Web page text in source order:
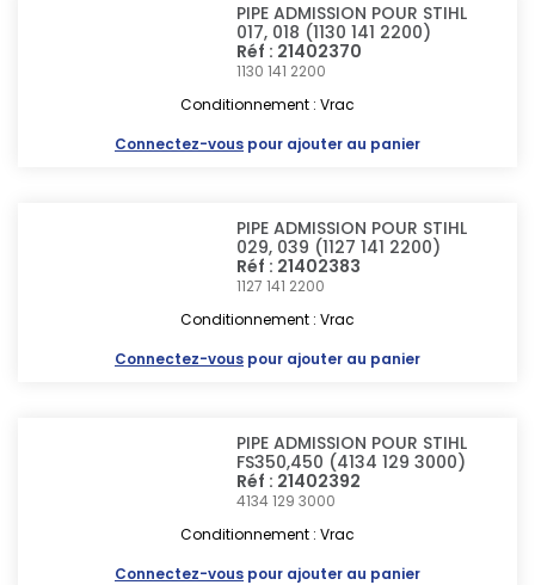
PIPE ADMISSION POUR STIHL
017, 018 (1130 141 2200)
Réf : 21402370
1130 141 2200
Conditionnement : Vrac
Connectez-vous pour ajouter au panier
PIPE ADMISSION POUR STIHL
029, 039 (1127 141 2200)
Réf : 21402383
1127 141 2200
Conditionnement : Vrac
Connectez-vous pour ajouter au panier
PIPE ADMISSION POUR STIHL
FS350,450 (4134 129 3000)
Réf : 21402392
4134 129 3000
Conditionnement : Vrac
Connectez-vous pour ajouter au panier